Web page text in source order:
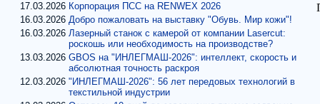
17.03.2026 Корпорация ПСС на RENWEX 2026
16.03.2026 Добро пожаловать на выставку "Обувь. Мир кожи"!
16.03.2026 Лазерный станок с камерой от компании Lasercut:
роскошь или необходимость на производстве?
13.03.2026 GBOS на "ИНЛЕГМАШ-2026": интеллект, скорость и
абсолютная точность раскроя
12.03.2026 "ИНЛЕГМАШ-2026": 56 лет передовых технологий в
текстильной индустрии